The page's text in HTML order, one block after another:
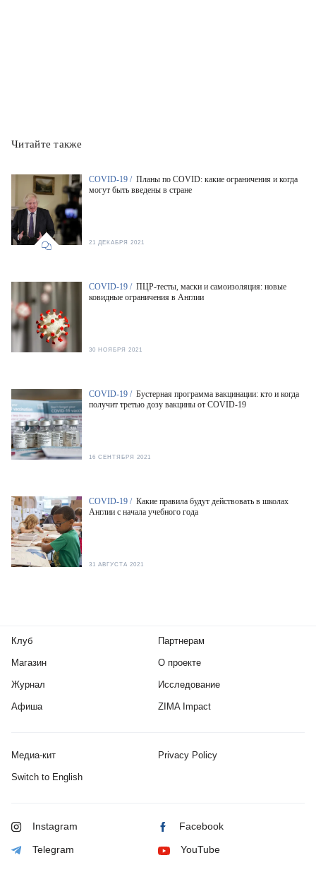
Читайте также
COVID-19 / Планы по COVID: какие ограничения и когда
могут быть введены в стране
21 ДЕКАБРЯ 2021
COVID-19 / ПЦР-тесты, маски и самоизоляция: новые
ковидные ограничения в Англии
30 НОЯБРЯ 2021
COVID-19 / Бустерная программа вакцинации: кто и когда
получит третью дозу вакцины от COVID-19
16 СЕНТЯБРЯ 2021
COVID-19 / Какие правила будут действовать в школах
Англии с начала учебного года
31 АВГУСТА 2021
Клуб
Магазин
Журнал
Афиша
Партнерам
О проекте
Исследование
ZIMA Impact
Медиа-кит Privacy Policy
Switch to English
Instagram Facebook
Telegram YouTube